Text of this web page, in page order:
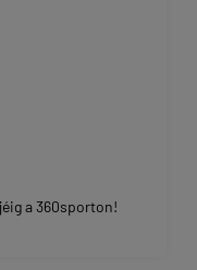
a 360sporton!